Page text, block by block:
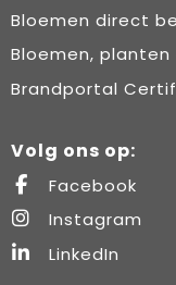
Bloemen direct
Bloemen,
Brandportal
Volg ons op:
Facebook
Instagram
LinkedIn